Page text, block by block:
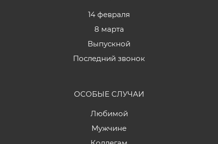
14 февраля
8 марта
Выпускной
Последний звонок
ОСОБЫЕ СЛУЧАИ
Любимой
Мужчине